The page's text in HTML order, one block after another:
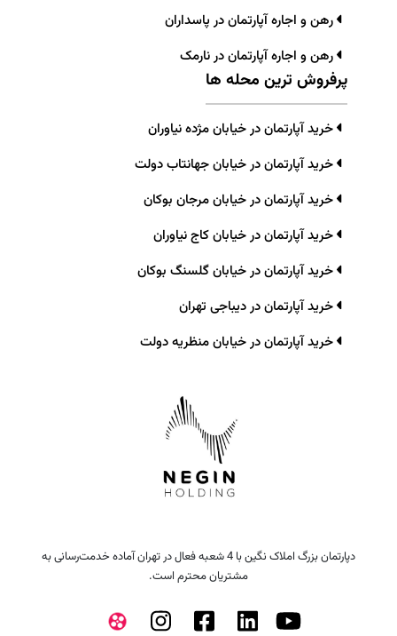
رهن و اجاره آپارتمان در پاسداران
رهن و اجاره آپارتمان در نارمک
پرفروش ترین محله ها
خرید آپارتمان در خیابان مژده نیاوران
خرید آپارتمان در خیابان جهانتاب دولت
خرید آپارتمان در خیابان مرجان بوکان
خرید آپارتمان در خیابان کاج نیاوران
خرید آپارتمان در خیابان گلسنگ بوکان
خرید آپارتمان در دیباجی تهران
خرید آپارتمان در خیابان منظریه دولت
دپارتمان بزرگ املاک نگین با 4 شعبه فعال در تهران آماده خدمت‌رسانی به
مشتریان محترم است.